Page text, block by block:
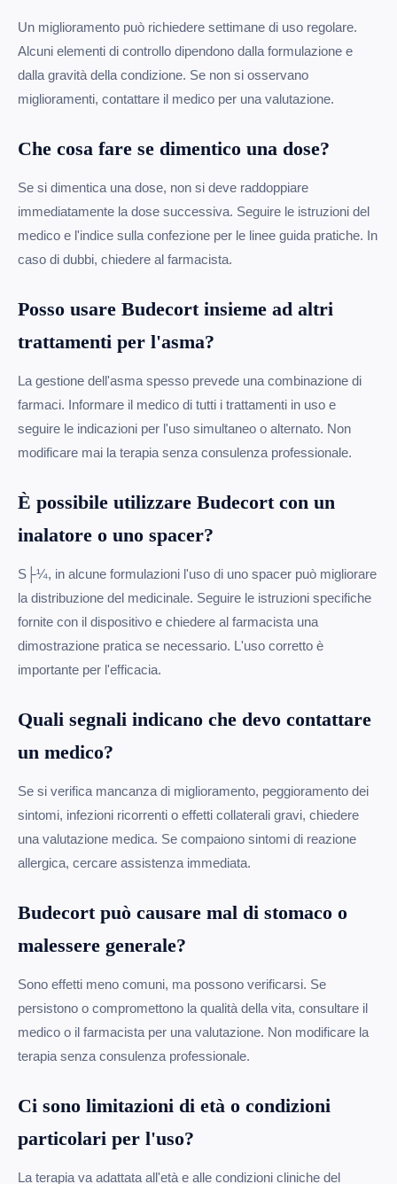
Un miglioramento può richiedere settimane di uso regolare.
Alcuni elementi di controllo dipendono dalla formulazione e
dalla gravità della condizione. Se non si osservano
miglioramenti, contattare il medico per una valutazione.
Che cosa fare se dimentico una dose?
Se si dimentica una dose, non si deve raddoppiare
immediatamente la dose successiva. Seguire le istruzioni del
medico e l'indice sulla confezione per le linee guida pratiche. In
caso di dubbi, chiedere al farmacista.
Posso usare Budecort insieme ad altri
trattamenti per l'asma?
La gestione dell'asma spesso prevede una combinazione di
farmaci. Informare il medico di tutti i trattamenti in uso e
seguire le indicazioni per l'uso simultaneo o alternato. Non
modificare mai la terapia senza consulenza professionale.
È possibile utilizzare Budecort con un
inalatore o uno spacer?
S├¼, in alcune formulazioni l'uso di uno spacer può migliorare
la distribuzione del medicinale. Seguire le istruzioni specifiche
fornite con il dispositivo e chiedere al farmacista una
dimostrazione pratica se necessario. L'uso corretto è
importante per l'efficacia.
Quali segnali indicano che devo contattare
un medico?
Se si verifica mancanza di miglioramento, peggioramento dei
sintomi, infezioni ricorrenti o effetti collaterali gravi, chiedere
una valutazione medica. Se compaiono sintomi di reazione
allergica, cercare assistenza immediata.
Budecort può causare mal di stomaco o
malessere generale?
Sono effetti meno comuni, ma possono verificarsi. Se
persistono o compromettono la qualità della vita, consultare il
medico o il farmacista per una valutazione. Non modificare la
terapia senza consulenza professionale.
Ci sono limitazioni di età o condizioni
particolari per l'uso?
La terapia va adattata all'età e alle condizioni cliniche del